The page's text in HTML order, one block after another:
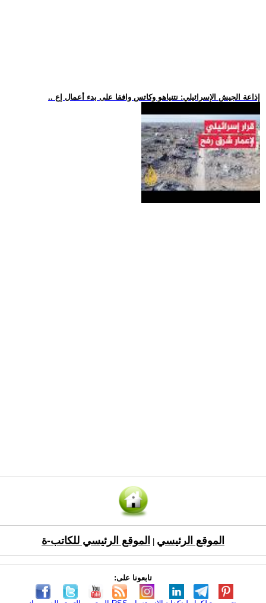
.. إذاعة الجيش الإسرائيلي: نتنياهو وكاتس وافقا على بدء أعمال إع
الموقع الرئيسي الموقع الرئيسي للكاتب-ة
تابعونا على: